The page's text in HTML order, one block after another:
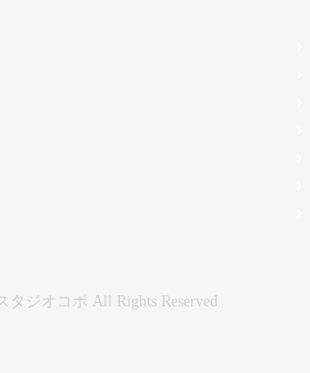
タジオコポ All Rights Reserved.